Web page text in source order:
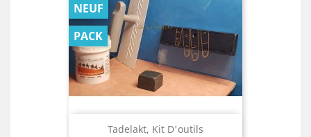
Tadelakt, Kit D'outils
NEUF
PACK